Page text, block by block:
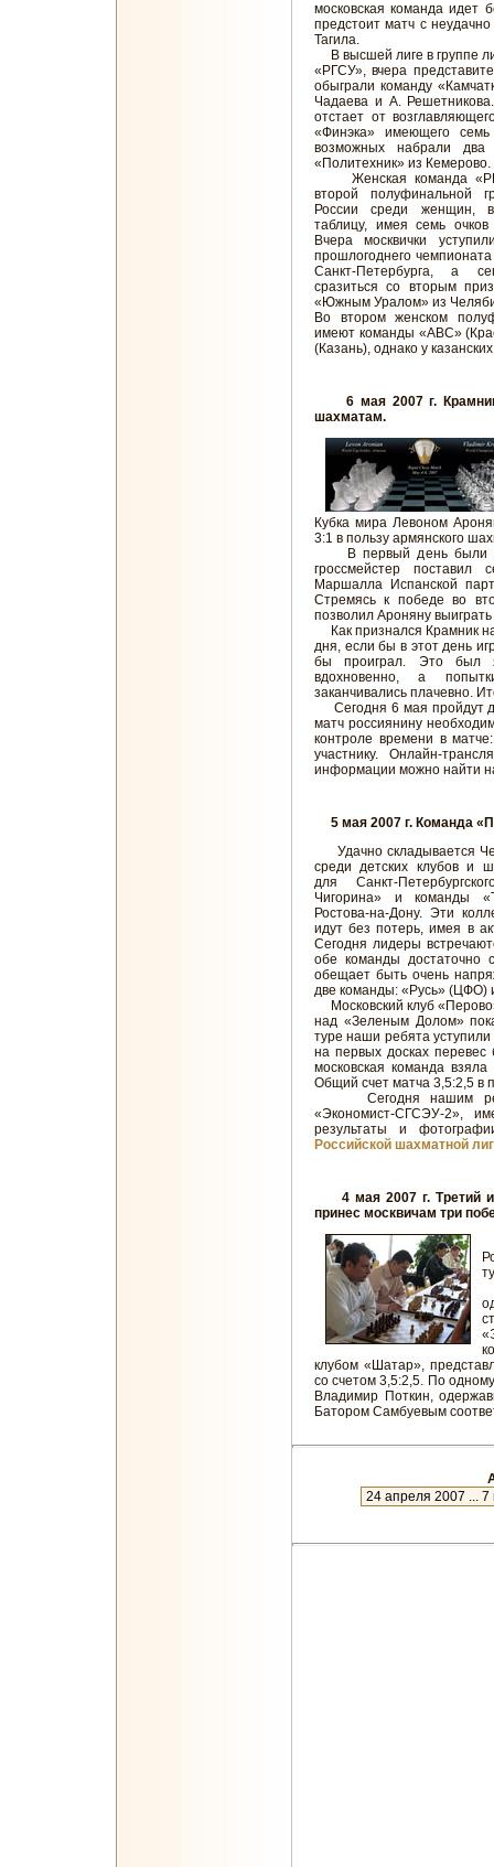
московская команда идет
предстоит матч с
Тагила.
В высшей лиге в группе
«РГСУ», вчера
обыграли команду
Чадаева и А.
отстает от
«Финэка» имеющего
возможных набрали
«Политехник» из Кемерово.
Женская команда
второй полуфинальной
России среди женщин,
таблицу, имея семь
Вчера москвички
прошлогоднего
Санкт-Петербурга, а
сразиться со вторым
«Южным Уралом» из
Во втором женском
имеют команды «АВС»
(Казань), однако у
6 мая 2007 г. Крамник
шахматам.
Кубка мира Левоном
3:1 в пользу армянского
В первый день были
гроссмейстер поставил
Маршалла Испанской
Стремясь к победе во
позволил Ароняну
Как признался Крамник
дня, если бы в этот день
бы проиграл. Это был
вдохновенно, а
заканчивались плачевно.
Сегодня 6 мая пройдут
матч россиянину
контроле времени в
участнику. Онлайн-
информации можно найти
5 мая 2007 г. Команда
Удачно складывается
среди детских клубов и
для Санкт-
Чигорина» и команды
Ростова-на-Дону. Эти
идут без потерь, имея в
Сегодня лидеры
обе команды достаточно
обещает быть очень
две команды: «Русь» (ЦФО)
Московский клуб
над «Зеленым Долом»
туре наши ребята
на первых досках
московская команда
Общий счет матча 3,5:2,5 в
Сегодня нашим
«Экономист-СГСЭУ-2»,
результаты и
Российской шахматной
4 мая 2007 г. Третий
принес москвичам три
клубом «Шатар»,
со счетом 3,5:2,5. По
Владимир Поткин,
Батором Самбуевым
27 июля 2023 ... 7 января 2024